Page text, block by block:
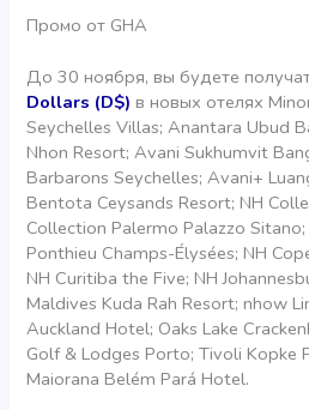
Промо от GHA
До 30 ноября, вы будете
Dollars (D$)в новых отелях
Seychelles Villas; Anantara Ubud
Nhon Resort; Avani Sukhumvit
Barbarons Seychelles; Avani+
Bentota Ceysands Resort; NH
Collection Palermo Palazzo
Ponthieu Champs-Élysées; NH
NH Curitiba the Five; NH
Maldives Kuda Rah Resort; nhow
Auckland Hotel; Oaks Lake
Golf & Lodges Porto; Tivoli Kopke
Maiorana Belém Pará Hotel.